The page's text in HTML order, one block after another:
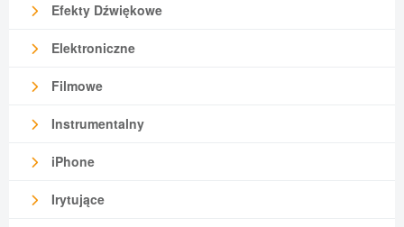
Efekty Dźwiękowe
Elektroniczne
Filmowe
Instrumentalny
iPhone
Irytujące